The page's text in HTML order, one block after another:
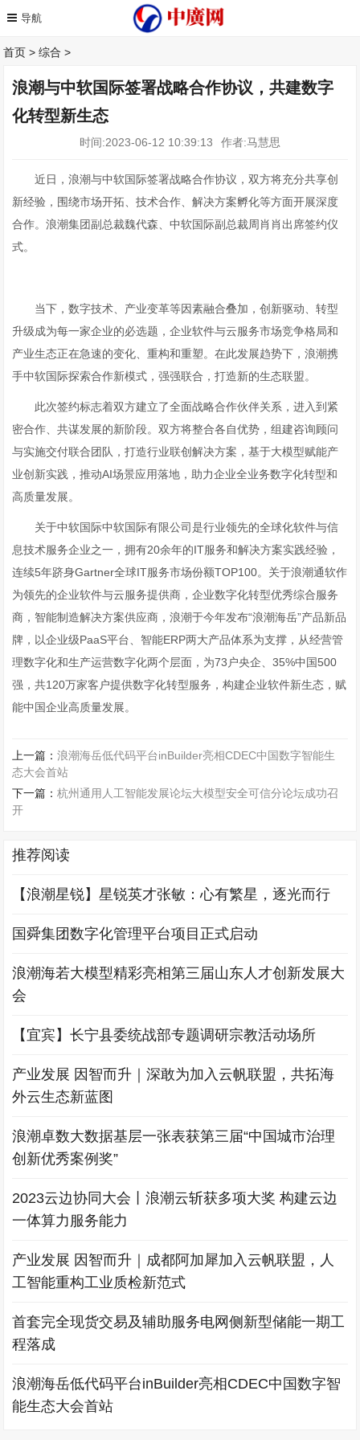
首页 >综合 >
浪潮与中软国际签署战略合作协议，共建数字
化转型新生态
时间:2023-06-12 10:39:13 作者:马慧思
近日，浪潮与中软国际签署战略合作协议，双方将充分共享创
新经验，围绕市场开拓、技术合作、解决方案孵化等方面开展深度
合作。浪潮集团副总裁魏代森、中软国际副总裁周肖肖出席签约仪
式。
当下，数字技术、产业变革等因素融合叠加，创新驱动、转型
升级成为每一家企业的必选题，企业软件与云服务市场竞争格局和
产业生态正在急速的变化、重构和重塑。在此发展趋势下，浪潮携
手中软国际探索合作新模式，强强联合，打造新的生态联盟。
此次签约标志着双方建立了全面战略合作伙伴关系，进入到紧
密合作、共谋发展的新阶段。双方将整合各自优势，组建咨询顾问
与实施交付联合团队，打造行业联创解决方案，基于大模型赋能产
业创新实践，推动AI场景应用落地，助力企业全业务数字化转型和
高质量发展。
关于中软国际中软国际有限公司是行业领先的全球化软件与信
息技术服务企业之一，拥有20余年的IT服务和解决方案实践经验，
连续5年跻身Gartner全球IT服务市场份额TOP100。关于浪潮通软作
为领先的企业软件与云服务提供商，企业数字化转型优秀综合服务
商，智能制造解决方案供应商，浪潮于今年发布“浪潮海岳”产品新品
牌，以企业级PaaS平台、智能ERP两大产品体系为支撑，从经营管
理数字化和生产运营数字化两个层面，为73户央企、35%中国500
强，共120万家客户提供数字化转型服务，构建企业软件新生态，赋
能中国企业高质量发展。
上一篇：浪潮海岳低代码平台inBuilder亮相CDEC中国数字智能生
态大会首站
下一篇：杭州通用人工智能发展论坛大模型安全可信分论坛成功召
开
推荐阅读
【浪潮星锐】星锐英才张敏：心有繁星，逐光而行
国舜集团数字化管理平台项目正式启动
浪潮海若大模型精彩亮相第三届山东人才创新发展大
会
【宜宾】长宁县委统战部专题调研宗教活动场所
产业发展 因智而升｜深敢为加入云帆联盟，共拓海
外云生态新蓝图
浪潮卓数大数据基层一张表获第三届“中国城市治理
创新优秀案例奖”
2023云边协同大会丨浪潮云斩获多项大奖 构建云边
一体算力服务能力
产业发展 因智而升｜成都阿加犀加入云帆联盟，人
工智能重构工业质检新范式
首套完全现货交易及辅助服务电网侧新型储能一期工
程落成
浪潮海岳低代码平台inBuilder亮相CDEC中国数字智
能生态大会首站